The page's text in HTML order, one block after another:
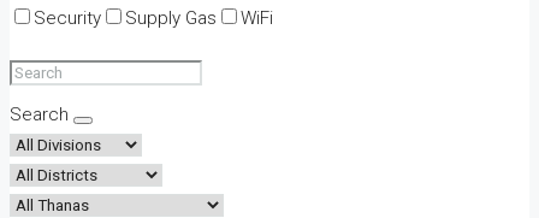
Security
Supply Gas WiFi
Search